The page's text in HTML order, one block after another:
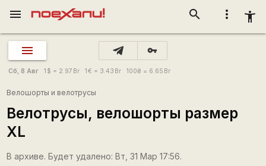
more_vert accessibility_new
search
menu
vpn_key
Сб, 8 Авг 1 $ = 2.97 Br 1€ = 3.43 Br 100₴ = 6.65 Br
Велошорты и велотрусы
Велотрусы, велошорты размер
XL
В архиве. Будет удалено: Вт, 31 Мар 17:56.